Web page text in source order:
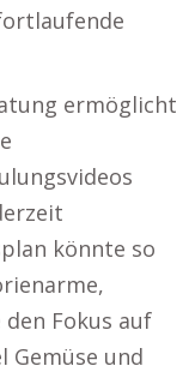
ermöglicht
könnte so
Fokus auf
Gemüse und